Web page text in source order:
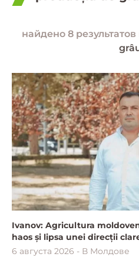
найдено 8 результатов
Ivanov: Agricultura
haos și lipsa unei direcții
6 августа 2026 - В Молдове